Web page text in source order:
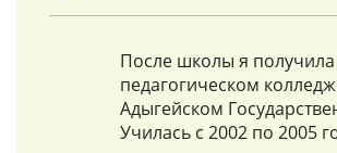
После школы я получила
педагогическом
Адыгейском
Училась с 2002 по 2005